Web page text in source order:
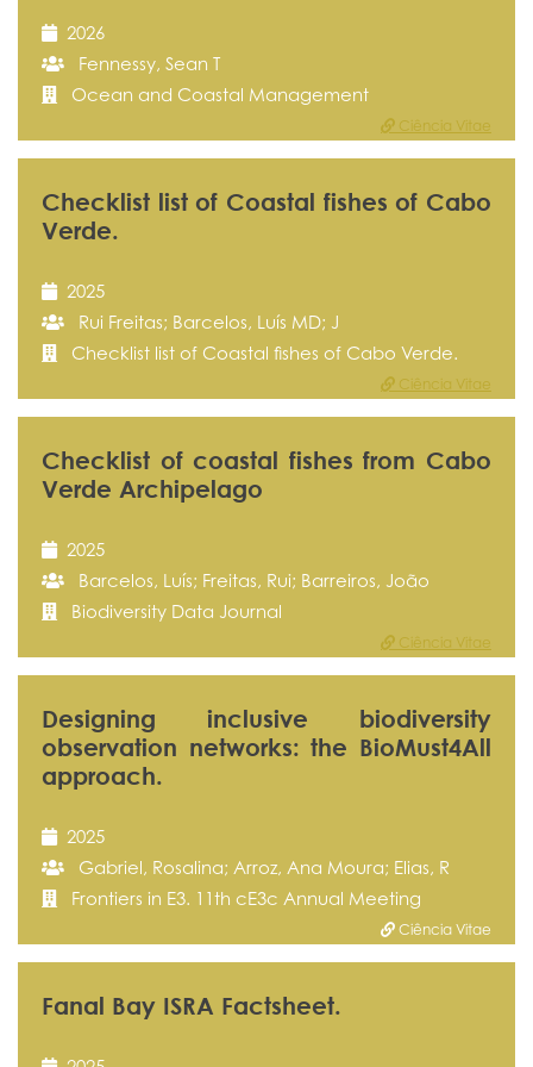
2026
Fennessy, Sean T
Ocean and Coastal Management
Ciência Vitae
Checklist list of Coastal fishes of Cabo
Verde.
2025
Rui Freitas; Barcelos, Luís MD; J
Checklist list of Coastal fishes of Cabo Verde.
Ciência Vitae
Checklist of coastal fishes from Cabo
Verde Archipelago
2025
Barcelos, Luís; Freitas, Rui; Barreiros, João
Biodiversity Data Journal
Ciência Vitae
Designing inclusive biodiversity
observation networks: the BioMust4All
approach.
2025
Gabriel, Rosalina; Arroz, Ana Moura; Elias, R
Frontiers in E3. 11th cE3c Annual Meeting
Ciência Vitae
Fanal Bay ISRA Factsheet.